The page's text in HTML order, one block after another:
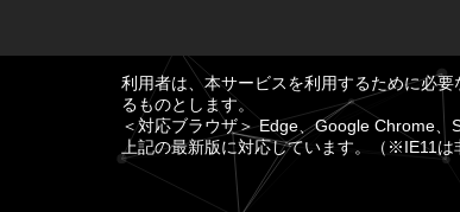
利用者は、本サービスを利用するために必
るものとします。
＜対応ブラウザ＞ Edge、Google Chrome、
上記の最新版に対応しています。（※IE11は